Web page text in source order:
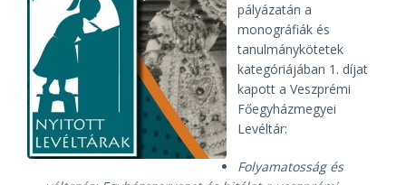
pályázatán a
monográfiák és
tanulmánykötetek
kategóriájában 1. díjat
kapott a Veszprémi
Főegyházmegyei
Levéltár:
Folyamatosság és